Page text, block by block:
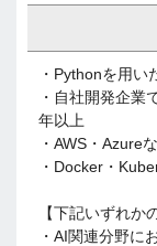
・Pythonを用い
・自社開発企業
年以上
・AWS・Azure
・Docker・
【下記いずれか
・AI関連分野に